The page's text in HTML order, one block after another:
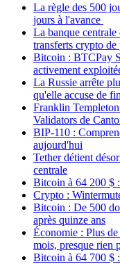
La règle des 500
jours à l'avance
La banque
transferts crypto
Bitcoin : BTCPay
activement
La Russie arrête
qu'elle accuse de
Franklin
Validators de
BIP-110 :
aujourd'hui
Tether détient
centrale
Bitcoin à 64 200 $
Crypto :
Bitcoin : De 500
après quinze ans
Économie : Plus
mois, presque rien
Bitcoin à 64 700 $